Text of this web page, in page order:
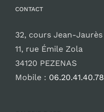
CONTACT
32, cours Jean-Jaurès
11, rue Émile Zola
34120 PEZENAS
Mobile : 06.20.41.40.78